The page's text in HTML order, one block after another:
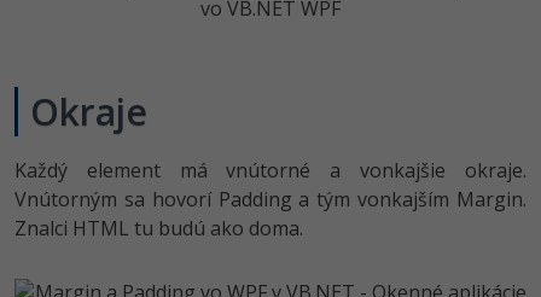
Okraje
Každý element má vnútorné a vonkajšie okraje.
Vnútorným sa hovorí Padding a tým vonkajším Margin.
Znalci HTML tu budú ako doma.